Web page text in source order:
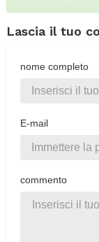
Lascia il tuo
nome completo
E-mail
commento